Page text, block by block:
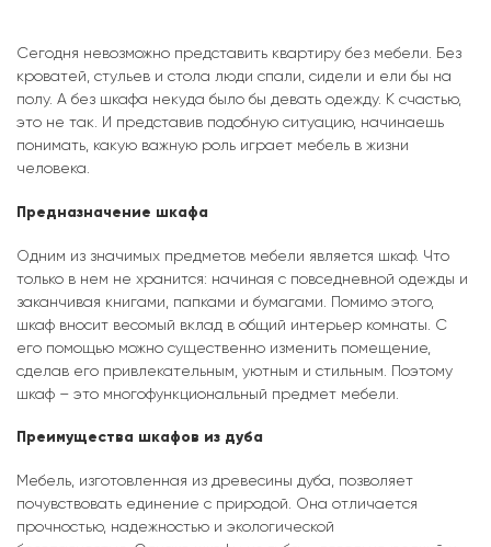
Сегодня невозможно представить квартиру без мебели. Без
кроватей, стульев и стола люди спали, сидели и ели бы на
полу. А без шкафа некуда было бы девать одежду. К счастью,
это не так. И представив подобную ситуацию, начинаешь
понимать, какую важную роль играет мебель в жизни
человека.
Предназначение шкафа
Одним из значимых предметов мебели является шкаф. Что
только в нем не хранится: начиная с повседневной одежды и
заканчивая книгами, папками и бумагами. Помимо этого,
шкаф вносит весомый вклад в общий интерьер комнаты. С
его помощью можно существенно изменить помещение,
сделав его привлекательным, уютным и стильным. Поэтому
шкаф – это многофункциональный предмет мебели.
Преимущества шкафов из дуба
Мебель, изготовленная из древесины дуба, позволяет
почувствовать единение с природой. Она отличается
прочностью, надежностью и экологической